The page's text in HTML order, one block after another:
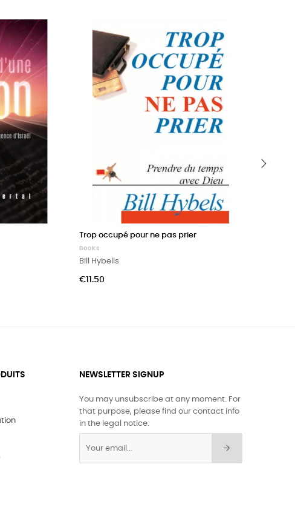
Trop occupé pour ne pas prier
Books
Bill Hybells
Price
€11.50
NEWSLETTER SIGNUP
You may unsubscribe at any moment. For
that purpose, please find our contact info
in the legal notice.